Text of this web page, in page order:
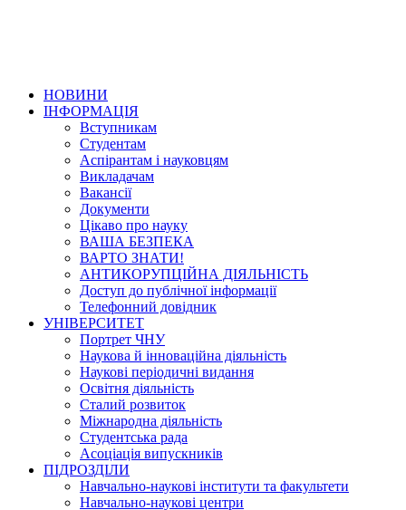
НОВИНИ
ІНФОРМАЦІЯ
Вступникам
Студентам
Аспірантам і науковцям
Викладачам
Вакансії
Документи
Цікаво про науку
ВАША БЕЗПЕКА
ВАРТО ЗНАТИ!
АНТИКОРУПЦІЙНА ДІЯЛЬНІСТЬ
Доступ до публічної інформації
Телефонний довідник
УНІВЕРСИТЕТ
Портрет ЧНУ
Наукова й інноваційна діяльність
Наукові періодичні видання
Освітня діяльність
Сталий розвиток
Міжнародна діяльність
Студентська рада
Асоціація випускників
ПІДРОЗДІЛИ
Навчально-наукові інститути та факультети
Навчально-наукові центри